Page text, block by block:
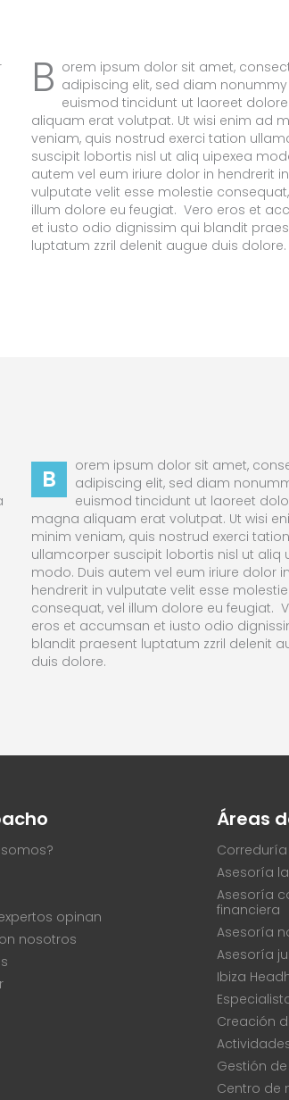
B orem ipsum dolor sit amet,
adipiscing elit, sed diam
euismod tincidunt ut laoreet
aliquam erat volutpat. Ut wisi enim ad
veniam, quis nostrud exerci tation
suscipit lobortis nisl ut aliq uipexea
autem vel eum iriure dolor in hendrerit in
vulputate velit esse molestie
illum dolore eu feugiat. Vero eros et
et iusto odio dignissim qui blandit
luptatum zzril delenit augue duis dolore.
B
orem ipsum dolor sit amet,
adipiscing elit, sed diam
euismod tincidunt ut laoreet
magna aliquam erat volutpat. Ut wisi
minim veniam, quis nostrud exerci tation
ullamcorper suscipit lobortis nisl ut aliq
modo. Duis autem vel eum iriure dolor in
hendrerit in vulputate velit esse molestie
consequat, vel illum dolore eu feugiat.
eros et accumsan et iusto odio
blandit praesent luptatum zzril delenit
duis dolore.
opinan
nosotros
Áreas
Asesoría
Asesoría
financiera
Asesoría
Asesoría
Ibiza
Creación
Gestión
Centro de